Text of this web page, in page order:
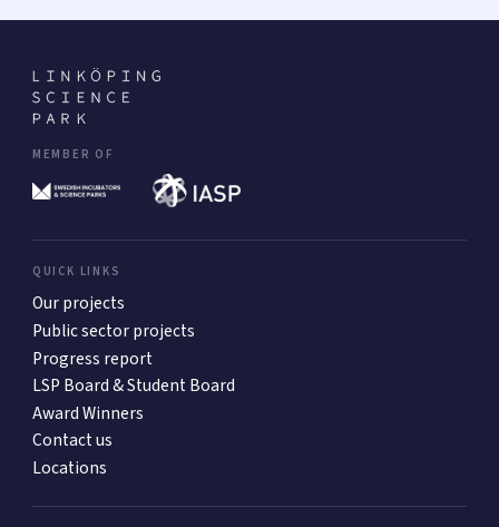
MEMBER OF
QUICK LINKS
Our projects
Public sector projects
Progress report
LSP Board & Student Board
Award Winners
Contact us
Locations